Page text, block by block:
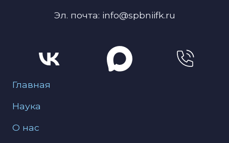
Эл. почта: info@spbniifk.ru
Меню для подвала
Главная
Наука
О нас